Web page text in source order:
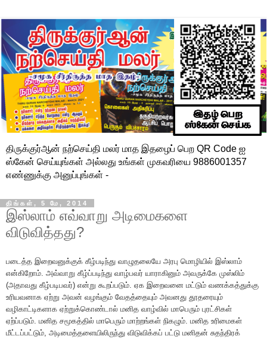
திருக்குர்ஆன் நற்செய்தி மலர் மாத இதழைப் பெற QR Code ஐ
ஸ்கேன் செய்யுங்கள் அல்லது உங்கள் முகவரியை 9886001357
எண்ணுக்கு அனுப்புங்கள் -
திங்கள், 5 மே, 2014
இஸ்லாம் எவ்வாறு அடிமைகளை
விடுவித்தது?
படைத்த இறைவனுக்குக் கீழ்படிந்து வாழுதலையே அரபு மொழியில் இஸ்லாம்
என்கிறோம். அவ்வாறு கீழ்ப்படிந்து வாழ்பவர் யாராகினும் அவருக்கே முஸ்லிம்
(அதாவது கீழ்படிபவர்) என்று கூறப்படும். ஏக இறைவனை மட்டும் வணக்கத்துக்கு
உரியவனாக ஏற்று அவன் வழங்கும் வேதத்தையும் அவனது தூதரையும்
வழிகாட்டிகளாக ஏற்றுக்கொண்டால் மனித வாழ்வில் மாபெரும் புரட்சிகள்
ஏற்ப்படும். மனித சமூகத்தில் மாபெரும் மாற்றங்கள் நிகழும். மனித உரிமைகள்
மீட்டப்பட்டும், அடிமைத்தளையிலிருந்து விடுவிக்கப் பட்டு மனிதன் சுதந்திரக்